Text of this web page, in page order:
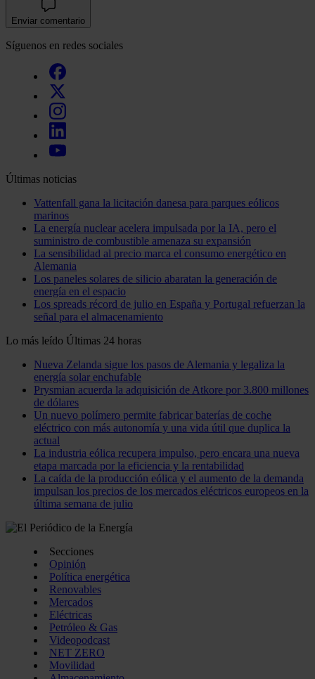
Enviar comentario
Síguenos en redes sociales
Últimas noticias
Vattenfall gana la licitación danesa para parques eólicos
marinos
La energía nuclear acelera impulsada por la IA, pero el
suministro de combustible amenaza su expansión
La sensibilidad al precio marca el consumo energético en
Alemania
Los paneles solares de silicio abaratan la generación de
energía en el espacio
Los spreads récord de julio en España y Portugal refuerzan la
señal para el almacenamiento
Lo más leído Últimas 24 horas
Nueva Zelanda sigue los pasos de Alemania y legaliza la
energía solar enchufable
Prysmian acuerda la adquisición de Atkore por 3.800 millones
de dólares
Un nuevo polímero permite fabricar baterías de coche
eléctrico con más autonomía y una vida útil que duplica la
actual
La industria eólica recupera impulso, pero encara una nueva
etapa marcada por la eficiencia y la rentabilidad
La caída de la producción eólica y el aumento de la demanda
impulsan los precios de los mercados eléctricos europeos en la
última semana de julio
Secciones
Opinión
Política energética
Renovables
Mercados
Eléctricas
Petróleo & Gas
Videopodcast
NET ZERO
Movilidad